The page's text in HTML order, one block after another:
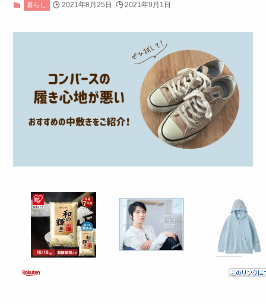
暮らし 2021年8月25日 2021年9月1日